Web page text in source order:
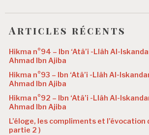
Articles récents
Hikma n°94 – Ibn ‘Atâ’i -Llâh Al-
Ahmad Ibn Ajiba
Hikma n°93 – Ibn ‘Atâ’i -Llâh Al-
Ahmad Ibn Ajiba
Hikma n°92 – Ibn ‘Atâ’i -Llâh Al-
Ahmad Ibn Ajiba
L’éloge, les compliments et l’évocation
partie 2 )